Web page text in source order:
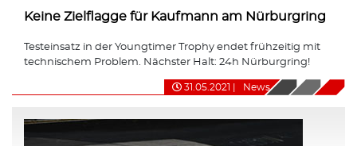
Keine Zielflagge für Kaufmann am Nürburgring
Testeinsatz in der Youngtimer Trophy endet frühzeitig mit
technischem Problem. Nächster Halt: 24h Nürburgring!
31.05.2021 News